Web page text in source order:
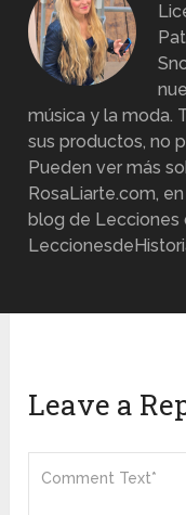
música y la moda.
sus productos, no
Pueden ver más
RosaLiarte.com,
blog de Lecciones
Leave a